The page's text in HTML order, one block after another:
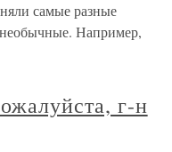
самые разные
Например,
г-н